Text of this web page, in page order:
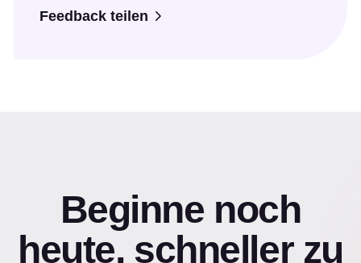
Feedback teilen
Beginne noch
heute, schneller zu